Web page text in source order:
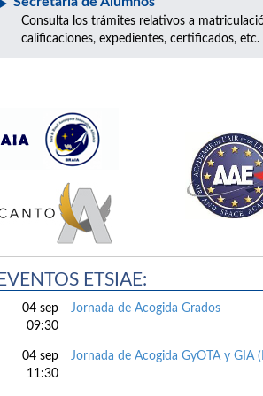
Consulta los trámites relativos a
calificaciones, expedientes, certificados, etc.
ETSIAE:
04 sep
09:30
Jornada de Acogida Grados
04 sep
11:30
Jornada de Acogida GyOTA y GIA